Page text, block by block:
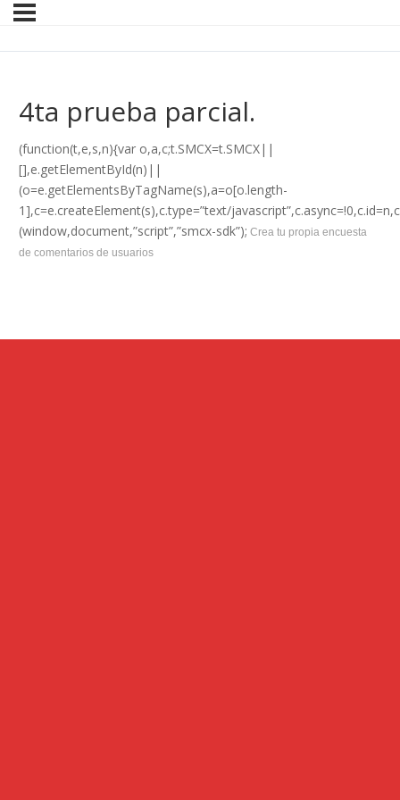
4ta prueba parcial.
(function(t,e,s,n){var o,a,c;t.SMCX=t.SMCX||
[],e.getElementById(n)||
(o=e.getElementsByTagName(s),a=o[o.length-
1],c=e.createElement(s),c.type=”text/
(window,document,”script”,”smcx-sdk”); Crea tu propia encuesta
de comentarios de usuarios